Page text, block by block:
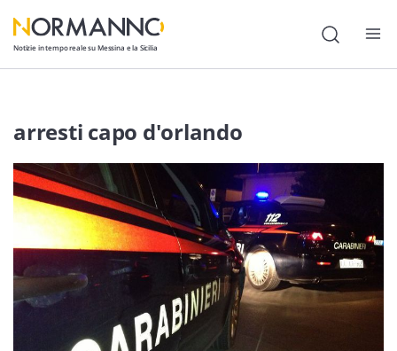
Notizie in tempo reale su Messina e la Sicilia
Attualità
Cronaca
Politica
Cultura
Lavoro
Società
Economia
arresti capo d'orlando